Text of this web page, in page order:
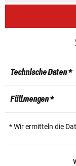
Technische Daten *
Füllmengen *
* Wir ermitteln die